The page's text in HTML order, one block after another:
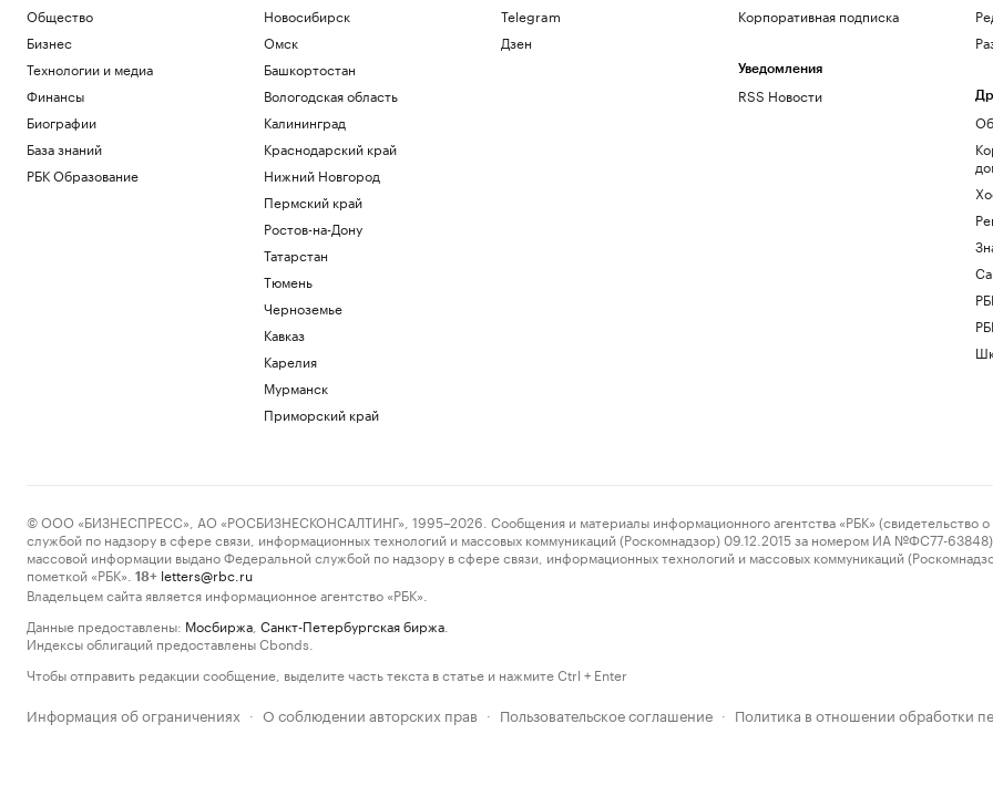
Бизнес
ИНФИНИТУМ и «Альфа-Капитал»
перевели обслуживание ПИФ на
цифровую модель
Компании
Общество
Бизнес
Технологии и медиа
Финансы
Биографии
База знаний
РБК Образование
Новосибирск
Омск
Башкортостан
Вологодская область
Калининград
Краснодарский край
Нижний Новгород
Пермский край
Ростов-на-Дону
Татарстан
Тюмень
Черноземье
Кавказ
Карелия
Мурманск
Приморский край
Telegram
Дзен
Корпоративная подписка
Уведомления
RSS Новости
© ООО «БИЗНЕСПРЕСС», АО «РОСБИЗНЕСКОНСАЛТИНГ», 1995–2026. Сообщения и материалы информационного агентства «РБК» (свидетельство о
службой по надзору в сфере связи, информационных технологий и массовых коммуникаций (Роскомнадзор) 09.12.2015 за номером ИА №ФС77-63848)
массовой информации выдано Федеральной службой по надзору в сфере связи, информационных технологий и массовых коммуникаций
пометкой «РБК».
18+ letters@rbc.ru
Владельцем сайта является информационное агентство «РБК».
Данные предоставлены: Мосбиржа Санкт-Петербургская биржа
Индексы облигаций предоставлены Cbonds.
Чтобы отправить редакции сообщение, выделите часть текста в статье и нажмите Ctrl + Enter
Информация об ограничениях · О соблюдении авторских прав · Пользовательское соглашение · Политика в отношении обработки